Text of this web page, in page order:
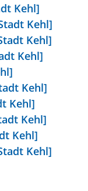
Kehl]
Kehl]
Kehl]
Kehl]
Kehl]
Kehl]
Kehl]
Kehl]
Kehl]